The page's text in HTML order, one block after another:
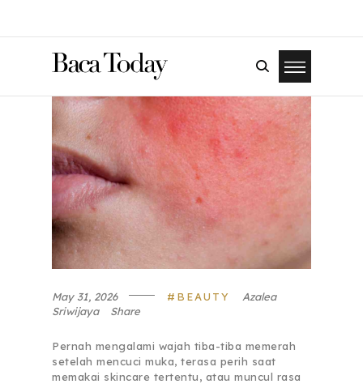
May 31, 2026 BEAUTY
Azalea
Sriwijaya
Share
Pernah mengalami wajah tiba-tiba memerah
setelah mencuci muka, terasa perih saat
memakai skincare tertentu, atau muncul rasa